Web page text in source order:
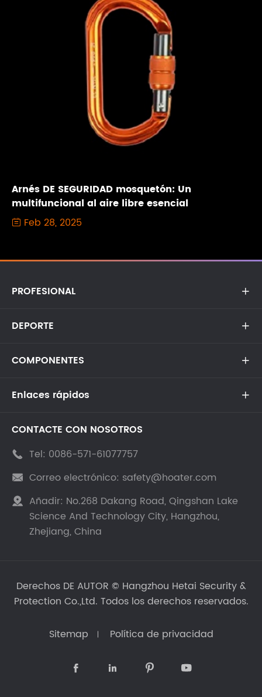
Arnés DE SEGURIDAD mosquetón: Un
multifuncional al aire libre esencial
 Feb 28, 2025
PROFESIONAL 
DEPORTE 
COMPONENTES 
Enlaces rápidos 
CONTACTE CON NOSOTROS
 Tel: 0086-571-61077757
 Correo electrónico: safety@hoater.com
 Añadir: No.268 Dakang Road, Qingshan Lake
Science And Technology City, Hangzhou,
Zhejiang, China
Derechos DE AUTOR © Hangzhou Hetai Security &
Protection Co.,Ltd. Todos los derechos reservados.
Sitemap Política de privacidad
   